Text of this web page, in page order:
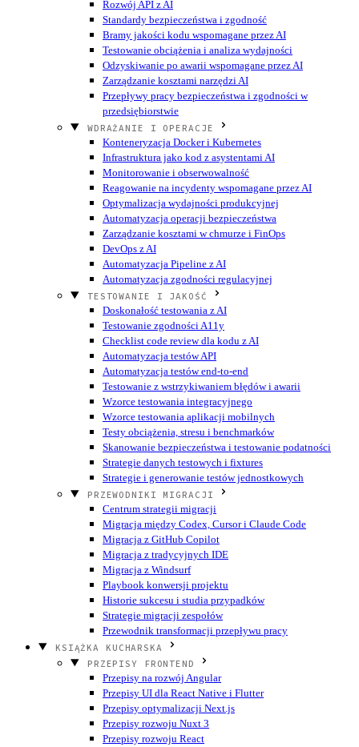
Rozwój API z AI
Standardy bezpieczeństwa i zgodność
Bramy jakości kodu wspomagane przez AI
Testowanie obciążenia i analiza wydajności
Odzyskiwanie po awarii wspomagane przez AI
Zarządzanie kosztami narzędzi AI
Przepływy pracy bezpieczeństwa i zgodności w
przedsiębiorstwie
WDRAŻANIE I OPERACJE
Konteneryzacja Docker i Kubernetes
Infrastruktura jako kod z asystentami AI
Monitorowanie i obserwowalność
Reagowanie na incydenty wspomagane przez AI
Optymalizacja wydajności produkcyjnej
Automatyzacja operacji bezpieczeństwa
Zarządzanie kosztami w chmurze i FinOps
DevOps z AI
Automatyzacja Pipeline z AI
Automatyzacja zgodności regulacyjnej
TESTOWANIE I JAKOŚĆ
Doskonałość testowania z AI
Testowanie zgodności A11y
Checklist code review dla kodu z AI
Automatyzacja testów API
Automatyzacja testów end-to-end
Testowanie z wstrzykiwaniem błędów i awarii
Wzorce testowania integracyjnego
Wzorce testowania aplikacji mobilnych
Testy obciążenia, stresu i benchmarków
Skanowanie bezpieczeństwa i testowanie podatności
Strategie danych testowych i fixtures
Strategie i generowanie testów jednostkowych
PRZEWODNIKI MIGRACJI
Centrum strategii migracji
Migracja między Codex, Cursor i Claude Code
Migracja z GitHub Copilot
Migracja z tradycyjnych IDE
Migracja z Windsurf
Playbook konwersji projektu
Historie sukcesu i studia przypadków
Strategie migracji zespołów
Przewodnik transformacji przepływu pracy
KSIĄŻKA KUCHARSKA
PRZEPISY FRONTEND
Przepisy na rozwój Angular
Przepisy UI dla React Native i Flutter
Przepisy optymalizacji Next.js
Przepisy rozwoju Nuxt 3
Przepisy rozwoju React